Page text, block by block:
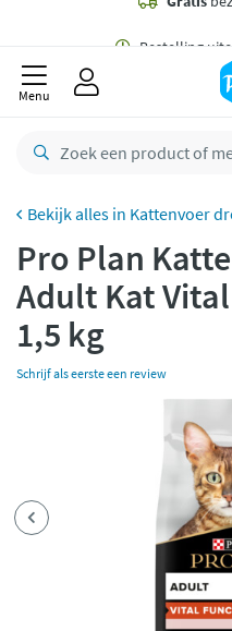
Bestelling
CO2
Betaal
Menu
Kattenvoer
Pro Plan
Adult Kat
1,5 kg
Schrijf als eerste een review